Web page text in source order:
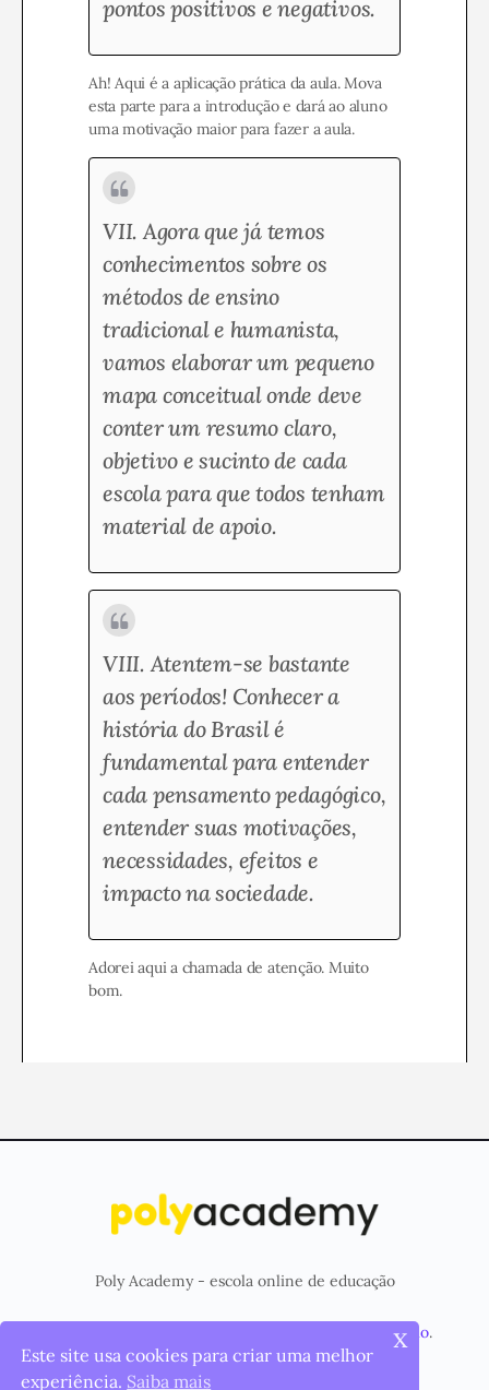
pontos positivos e negativos.
Ah! Aqui é a aplicação prática da aula. Mova
esta parte para a introdução e dará ao aluno
uma motivação maior para fazer a aula.
VII. Agora que já temos
conhecimentos sobre os
métodos de ensino
tradicional e humanista,
vamos elaborar um pequeno
mapa conceitual onde deve
conter um resumo claro,
objetivo e sucinto de cada
escola para que todos tenham
material de apoio.
VIII. Atentem-se bastante
aos períodos! Conhecer a
história do Brasil é
fundamental para entender
cada pensamento pedagógico,
entender suas motivações,
necessidades, efeitos e
impacto na sociedade.
Adorei aqui a chamada de atenção. Muito
bom.
Poly Academy - escola online de educação
Poly Studio.
Página Inicial
Cursos
Menu
Este site usa cookies para criar uma melhor
experiência. Saiba mais
x